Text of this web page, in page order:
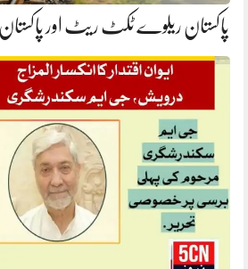
پاکستان ریلوے ٹکٹ ریٹ اور